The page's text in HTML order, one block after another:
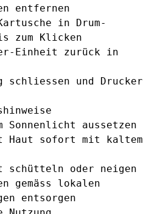
entfernen
in Drum-
zum Klicken
Einheit zurück in
schliessen und Drucker
aussetzen
Haut sofort mit kaltem
schütteln oder neigen
gemäss lokalen
entsorgen